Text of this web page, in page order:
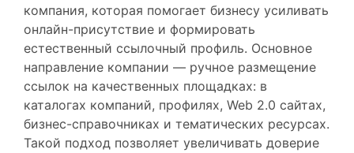
компания, которая помогает бизнесу усиливать
онлайн-присутствие и формировать
естественный ссылочный профиль. Основное
направление компании — ручное размещение
ссылок на качественных площадках: в
каталогах компаний, профилях, Web 2.0 сайтах,
бизнес-справочниках и тематических ресурсах.
Такой подход позволяет увеличивать доверие